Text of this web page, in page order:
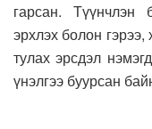
гарсан. Түүнчлэн
эрхлэх болон
тулах эрсдэл
үнэлгээ буурсан